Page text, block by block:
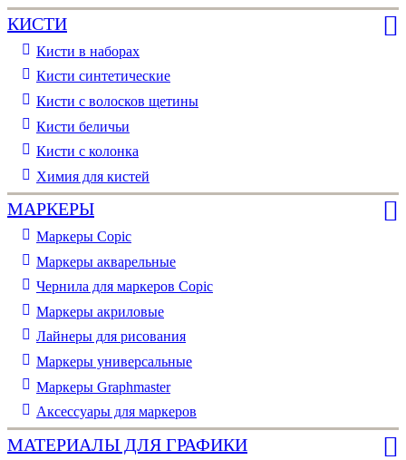
КИСТИ
Кисти в наборах
Кисти синтетические
Кисти с волосков щетины
Кисти беличьи
Кисти с колонка
Химия для кистей
МАРКЕРЫ
Маркеры Copic
Маркеры акварельные
Чернила для маркеров Copic
Маркеры акриловые
Лайнеры для рисования
Маркеры универсальные
Маркеры Graphmaster
Аксессуары для маркеров
МАТЕРИАЛЫ ДЛЯ ГРАФИКИ